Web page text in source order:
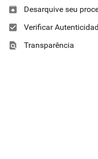
unarchive Desarquive seu
check_box Verificar
find_in_page Transparência